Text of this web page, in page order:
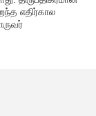
எதிர்கால